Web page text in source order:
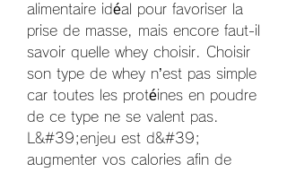
alimentaire idéal pour favoriser la
prise de masse, mais encore faut-il
savoir quelle whey choisir. Choisir
son type de whey n’est pas simple
car toutes les protéines en poudre
de ce type ne se valent pas.
L&#39;enjeu est d&#39;
augmenter vos calories afin de